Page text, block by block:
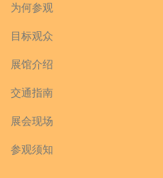
为何参观
目标观众
展馆介绍
交通指南
展会现场
参观须知